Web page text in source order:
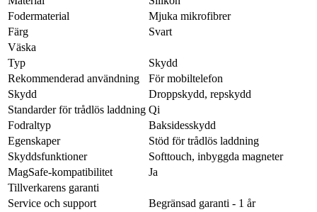
Fodermaterial
Mjuka mikrofibrer
Färg
Svart
Väska
Typ
Skydd
Rekommenderad användning
För mobiltelefon
Skydd
Droppskydd, repskydd
Standarder för trådlös laddning Qi
Fodraltyp
Baksidesskydd
Egenskaper
Stöd för trådlös laddning
Skyddsfunktioner
Softtouch, inbyggda magneter
MagSafe-kompatibilitet
Ja
Tillverkarens garanti
Service och support
Begränsad garanti - 1 år